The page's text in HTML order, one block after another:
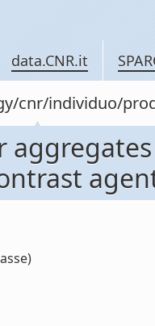
data.CNR.it
cnr/individuo/